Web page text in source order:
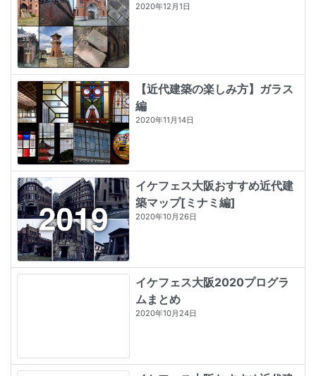
2020年12月1日
【近代建築の楽しみ方】ガラス
編
2020年11月14日
イケフェス大阪おすすめ近代建
築マップ[ミナミ編]
2020年10月26日
イケフェス大阪2020プログラ
ムまとめ
2020年10月24日